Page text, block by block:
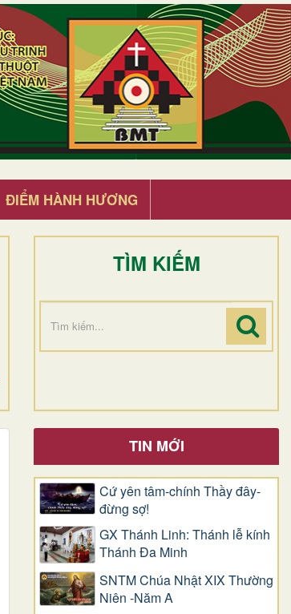
ĐIỂM HÀNH HƯƠNG
TÌM KIẾM
TIN MỚI
Cứ yên tâm-chính Thầy đây-
đừng sợ!
GX Thánh Linh: Thánh lễ kính
Thánh Đa Minh
SNTM Chúa Nhật XIX Thường
Niên -Năm A